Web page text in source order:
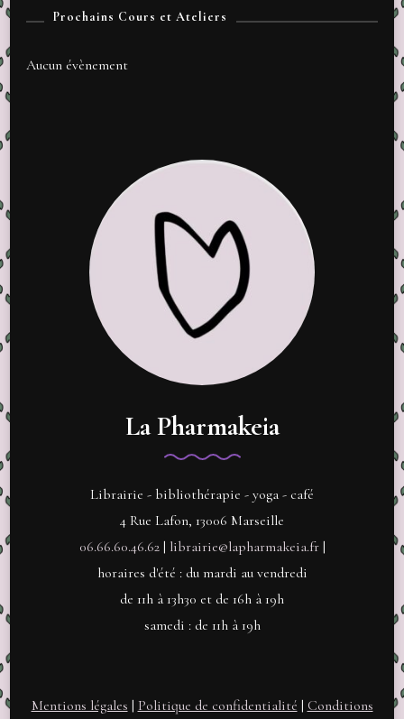
Prochains Cours et Ateliers
Aucun évènement
La Pharmakeia
Librairie - bibliothérapie - yoga - café
4 Rue Lafon, 13006 Marseille
06.66.60.46.62| librairie@lapharmakeia.fr|
horaires d'été : du mardi au vendredi
de 11h à 13h30 et de 16h à 19h
samedi : de 11h à 19h
Mentions légales | Politique de confidentialité | Conditions